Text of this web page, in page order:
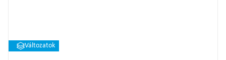
Változatok